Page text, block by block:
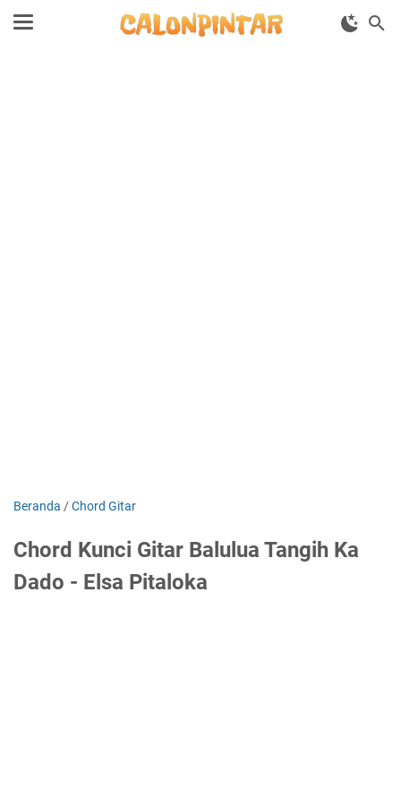
Beranda /Chord Gitar
Chord Kunci Gitar Balulua Tangih Ka
Dado - Elsa Pitaloka